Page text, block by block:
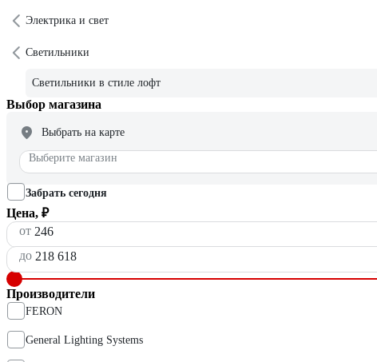
Электрика и свет
Светильники
Светильники в стиле лофт
Выбор магазина
Выбрать на карте
Выберите магазин
Забрать сегодня
Цена, ₽
от
до
Производители
FERON
General Lighting Systems